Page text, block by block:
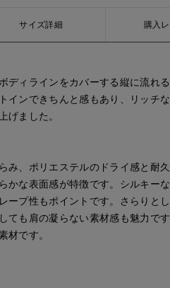
サイズ詳細 購入
ディラインをカバーする縦に流れ
インできちんと感もあり、リッチ
げました。
み、ポリエステルのドライ感と耐
かな表面感が特徴です。シルキー
ープ性もポイントです。さらりと
ても肩の凝らない素材感も魅力で
材です。